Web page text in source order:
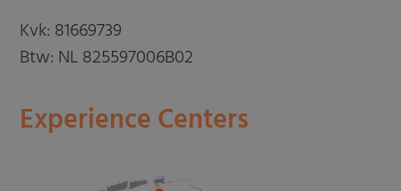
Kvk: 81669739
Btw: NL 825597006B02
Experience Centers